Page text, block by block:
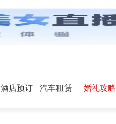
酒店预订 汽车租赁 婚礼攻略